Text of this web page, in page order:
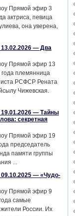
Прямой эфир 3
актриса, певица
она уверена,
— Два
Прямой эфир 13
племянница
РСФСР Рената
Чижевская.
— Тайны
секретная
Прямой эфир 19
председатель
памяти группы
...
— «Чудо-
Прямой эфир 9
самые
России. Их